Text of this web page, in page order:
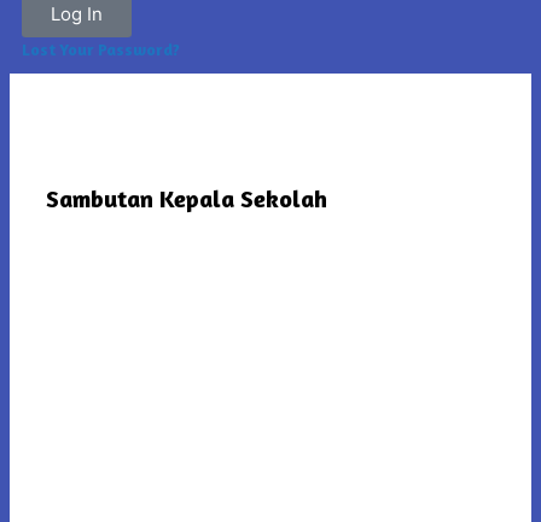
Log In
Lost Your Password?
Sambutan Kepala Sekolah